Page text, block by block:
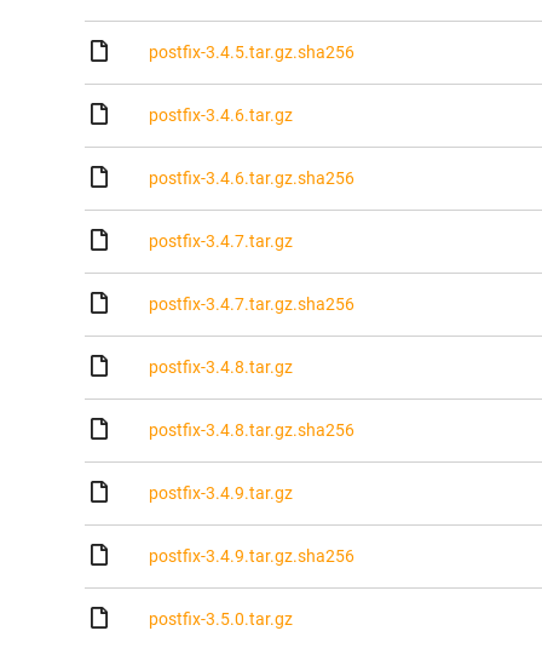
postfix-3.4.5.tar.gz.sha256
postfix-3.4.6.tar.gz
postfix-3.4.6.tar.gz.sha256
postfix-3.4.7.tar.gz
postfix-3.4.7.tar.gz.sha256
postfix-3.4.8.tar.gz
postfix-3.4.8.tar.gz.sha256
postfix-3.4.9.tar.gz
postfix-3.4.9.tar.gz.sha256
postfix-3.5.0.tar.gz